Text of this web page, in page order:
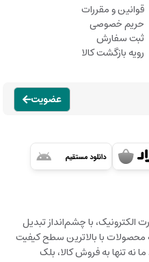
قوانین و مقررات
حریم خصوصی
ثبت سفارش
رویه بازگشت کالا
عضویت
الکترونیک، با چشم‌انداز تبدیل
با بالاترین سطح کیفیت
نه تنها به فروش کالا، بلک